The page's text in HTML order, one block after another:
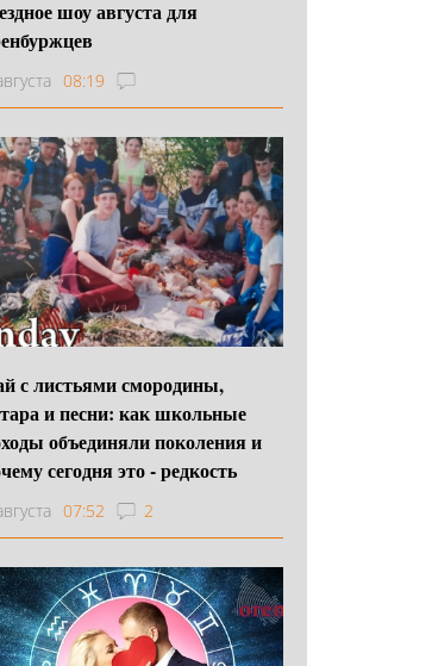
шоу августа для
08:19
с листьями смородины,
и песни: как школьные
объединяли поколения и
сегодня это - редкость
07:52 2